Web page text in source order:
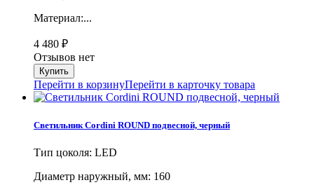
Материал:...
4 480 ₽
Отзывов нет
Перейти в корзинуПерейти в карточку товара
Светильник Cordini ROUND подвесной, черный
Тип цоколя: LED
Диаметр наружный, мм: 160